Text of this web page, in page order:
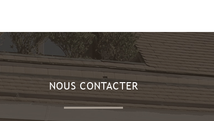
NOUS CONTACTER